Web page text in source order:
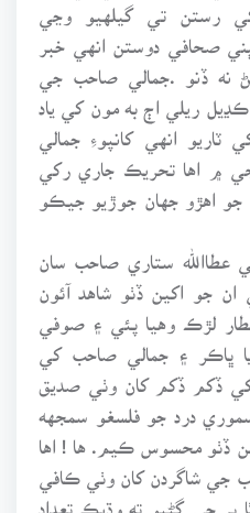
رستن تي گيلهيو وڃي
صحافي دوستن انهي خبر
نه ڏنو .جمالي صاحب جي
ريلي اڄ به مون کي ياد
انهي کانپوءِ جمالي
۾ اها تحريڪ جاري رکي
اهڙو جهان جوڙيو جيڪو
ستاري صاحب سان
ان جو اکين ڏٺو شاهد آئون
لڙڪ وهيا پئي ۽ صوفي
ڀاڪر ۽ جمالي صاحب کي
ڏکم ڏکم کان وٺي صديق
درد جو فلسغو سمجهه
ڏٺو محسوس ڪيم. ها ! اها
جي شاگردن کان وٺي ڪافي
پر جي ڳڻبو ته وڌيڪ تعداد